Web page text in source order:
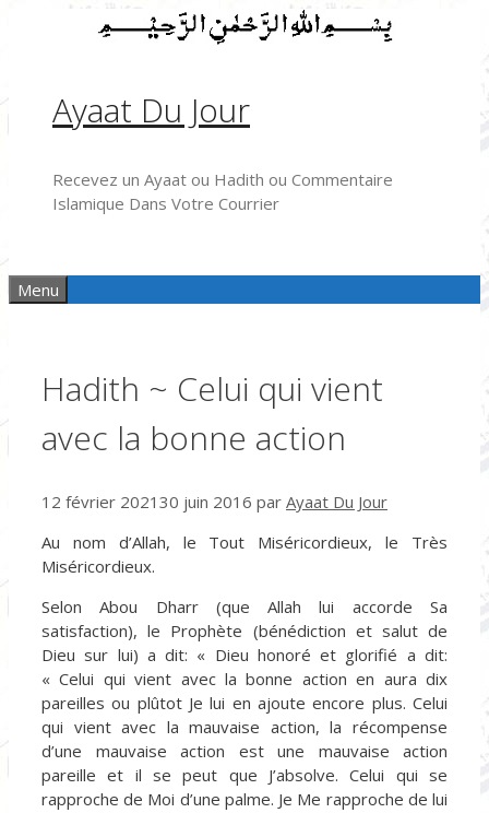
Ayaat Du Jour
Recevez un Ayaat ou Hadith ou Commentaire
Islamique Dans Votre Courrier
Menu
Hadith ~ Celui qui vient
avec la bonne action
12 février 2021 30 juin 2016 par Ayaat Du Jour
Au nom d’Allah, le Tout Miséricordieux, le Très
Miséricordieux.
Selon Abou Dharr (que Allah lui accorde Sa
satisfaction), le Prophète (bénédiction et salut de
Dieu sur lui) a dit: « Dieu honoré et glorifié a dit:
« Celui qui vient avec la bonne action en aura dix
pareilles ou plûtot Je lui en ajoute encore plus. Celui
qui vient avec la mauvaise action, la récompense
d’une mauvaise action est une mauvaise action
pareille et il se peut que J’absolve. Celui qui se
rapproche de Moi d’une palme. Je Me rapproche de lui